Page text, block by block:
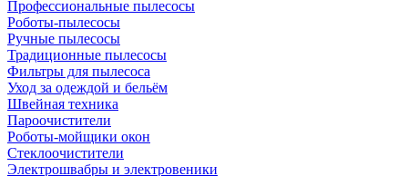
Профессиональные пылесосы
Роботы-пылесосы
Ручные пылесосы
Традиционные пылесосы
Фильтры для пылесоса
Уход за одеждой и бельём
Швейная техника
Пароочистители
Роботы-мойщики окон
Стеклоочистители
Электрошвабры и электровеники